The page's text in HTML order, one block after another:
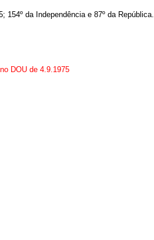
154º da Independência e 87º da República.
DOU de 4.9.1975